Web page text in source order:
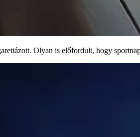
Olyan is előfordult, hogy